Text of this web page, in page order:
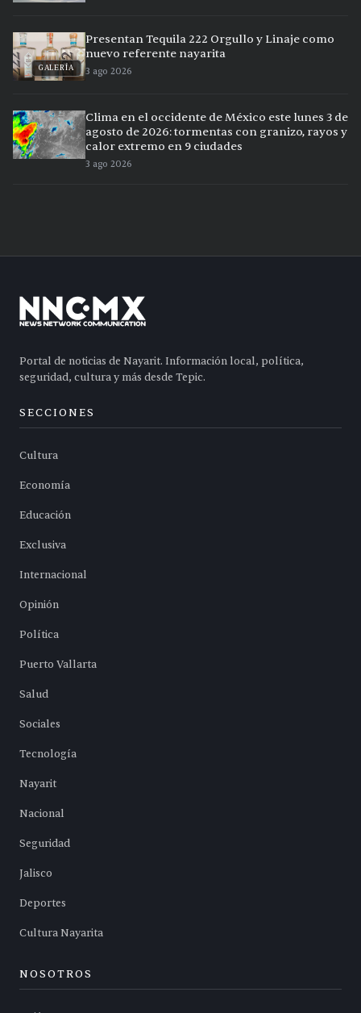
GALERÍA
Presentan Tequila 222 Orgullo y Linaje como
nuevo referente nayarita
3 ago 2026
Clima en el occidente de México este lunes 3 de
agosto de 2026: tormentas con granizo, rayos y
calor extremo en 9 ciudades
3 ago 2026
Portal de noticias de Nayarit. Información local, política,
seguridad, cultura y más desde Tepic.
SECCIONES
Cultura
Economía
Educación
Exclusiva
Internacional
Opinión
Política
Puerto Vallarta
Salud
Sociales
Tecnología
Nayarit
Nacional
Seguridad
Jalisco
Deportes
Cultura Nayarita
NOSOTROS